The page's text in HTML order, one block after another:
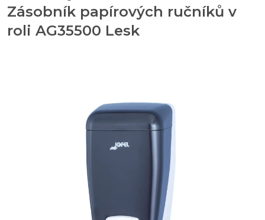
Zásobník papírových ručníků v
roli AG35500 Lesk